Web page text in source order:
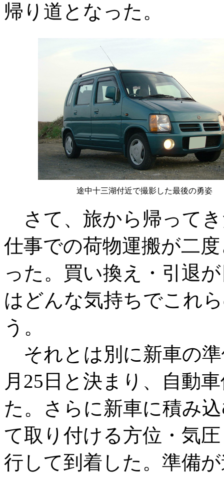
帰り道となった。
途中十三湖付近で撮影した最後の勇姿
さて、旅から帰って
仕事での荷物運搬が二
った。買い換え・引退
はどんな気持ちでこれ
う。
それとは別に新車の
月25日と決まり、自動
た。さらに新車に積み
て取り付ける方位・気
行して到着した。準備